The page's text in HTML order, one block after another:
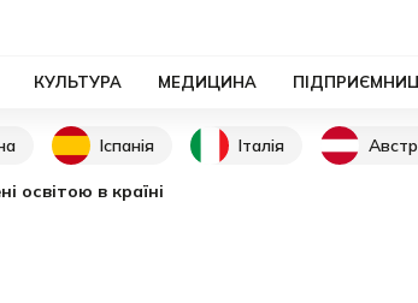
КУЛЬТУРА МЕДИЦИНА
Іспанія Італія
освітою в країні